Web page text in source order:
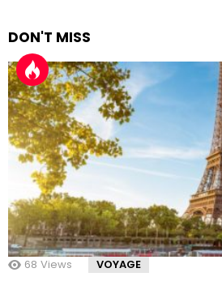
DON'T MISS
68 Views VOYAGE